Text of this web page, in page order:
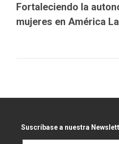
Fortaleciendo la
mujeres en América
Suscríbase a nuestra